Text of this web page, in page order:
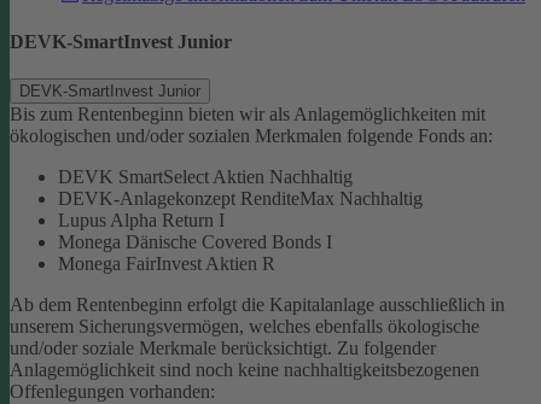
DEVK-SmartInvest Junior
DEVK-SmartInvest Junior
Bis zum Rentenbeginn bieten wir als Anlagemöglichkeiten mit
ökologischen und/oder sozialen Merkmalen folgende Fonds an:
DEVK SmartSelect Aktien Nachhaltig
DEVK-Anlagekonzept RenditeMax Nachhaltig
Lupus Alpha Return I
Monega Dänische Covered Bonds I
Monega FairInvest Aktien R
Ab dem Rentenbeginn erfolgt die Kapitalanlage ausschließlich in
unserem Sicherungsvermögen, welches ebenfalls ökologische
und/oder soziale Merkmale berücksichtigt. Zu folgender
Anlagemöglichkeit sind noch keine nachhaltigkeitsbezogenen
Offenlegungen vorhanden: